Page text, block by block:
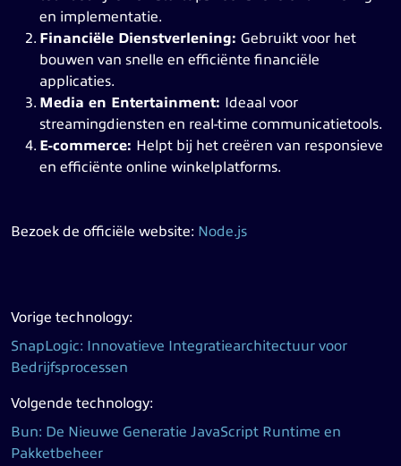
en implementatie.
Financiële Dienstverlening: Gebruikt voor het
bouwen van snelle en efficiënte financiële
applicaties.
Media en Entertainment: Ideaal voor
streamingdiensten en real-time communicatietools.
E-commerce: Helpt bij het creëren van responsieve
en efficiënte online winkelplatforms.
Bezoek de officiële website: Node.js
Vorige technology:
SnapLogic: Innovatieve Integratiearchitectuur voor
Bedrijfsprocessen
Volgende technology:
Bun: De Nieuwe Generatie JavaScript Runtime en
Pakketbeheer